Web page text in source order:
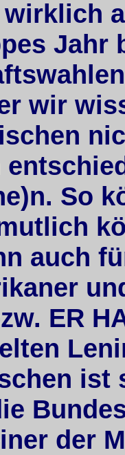
Jahr
wir
So
auch
ER
ist
der